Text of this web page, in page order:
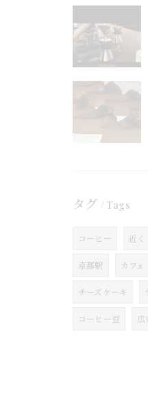
タグ Tags
コーヒー 近く
京都駅 カフェ
チーズケーキ
コーヒー豆 広